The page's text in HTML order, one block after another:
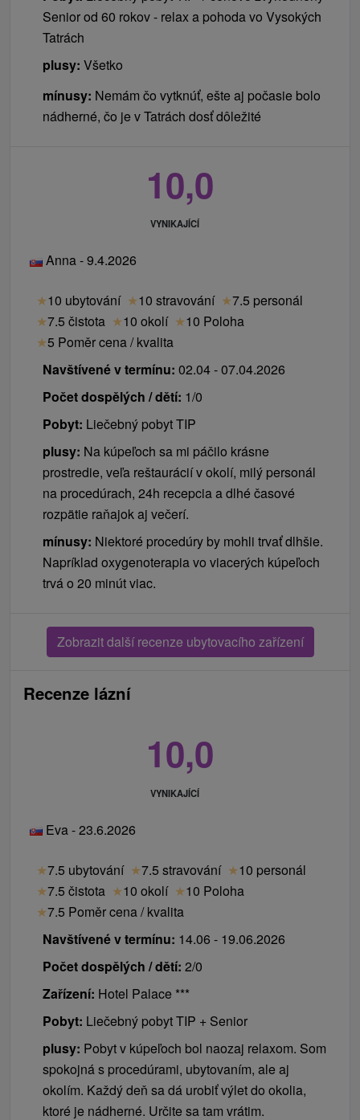
Senior od 60 rokov - relax a pohoda vo Vysokých
Tatrách
plusy: Všetko
mínusy: Nemám čo vytknúť, ešte aj počasie bolo
nádherné, čo je v Tatrách dosť dôležité
10,0
VYNIKAJÍCÍ
Anna - 9.4.2026
★10 ubytování ★10 stravování ★7.5 personál
★7.5 čistota ★10 okolí ★10 Poloha
★5 Poměr cena / kvalita
Navštívené v termínu: 02.04 - 07.04.2026
Počet dospělých / dětí: 1/0
Pobyt: Liečebný pobyt TIP
plusy: Na kúpeľoch sa mi páčilo krásne
prostredie, veľa reštaurácií v okolí, milý personál
na procedúrach, 24h recepcia a dlhé časové
rozpätie raňajok aj večerí.
mínusy: Niektoré procedúry by mohli trvať dlhšie.
Napríklad oxygenoterapia vo viacerých kúpeľoch
trvá o 20 minút viac.
Zobrazit další recenze ubytovacího zařízení
Recenze lázní
10,0
VYNIKAJÍCÍ
Eva - 23.6.2026
★7.5 ubytování ★7.5 stravování ★10 personál
★7.5 čistota ★10 okolí ★10 Poloha
★7.5 Poměr cena / kvalita
Navštívené v termínu: 14.06 - 19.06.2026
Počet dospělých / dětí: 2/0
Zařízení: Hotel Palace ***
Pobyt: Liečebný pobyt TIP + Senior
plusy: Pobyt v kúpeľoch bol naozaj relaxom. Som
spokojná s procedúrami, ubytovaním, ale aj
okolím. Každý deň sa dá urobiť výlet do okolia,
ktoré je nádherné. Určite sa tam vrátim.